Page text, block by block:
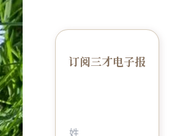
订阅三才电子报